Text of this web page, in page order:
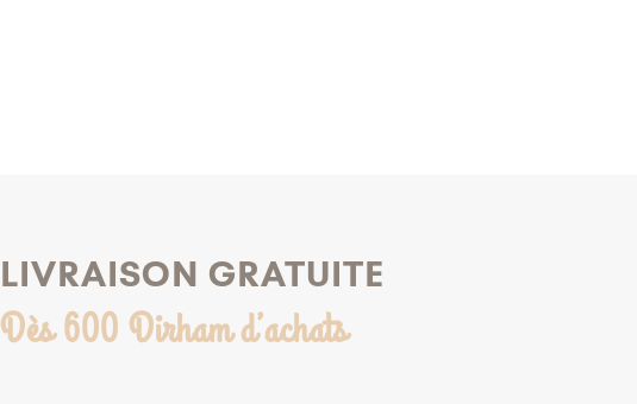
LIVRAISON GRATUITE
Dès 600 Dirham d’achats